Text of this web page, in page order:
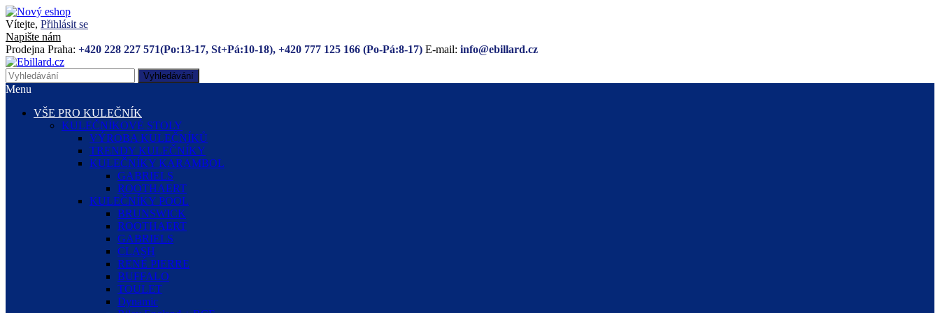
Vítejte, Přihlásit se
Napište nám
Prodejna Praha: +420 228 227 571(Po:13-17, St+Pá:10-18), +420 777 125 166 (Po-Pá:8-17) E-mail: info@ebillard.cz
Vyhledávání
Menu
VŠE PRO KULEČNÍK
KULEČNÍKOVÉ STOLY
VÝROBA KULEČNÍKŮ
TRENDY KULEČNÍKY
KULEČNÍKY KARAMBOL
GABRIELS
ROOTHAERT
KULEČNÍKY POOL
BRUNSWICK
ROOTHAERT
GABRIELS
CLASH
RENÉ PIERRE
BUFFALO
TOULET
Dynamic